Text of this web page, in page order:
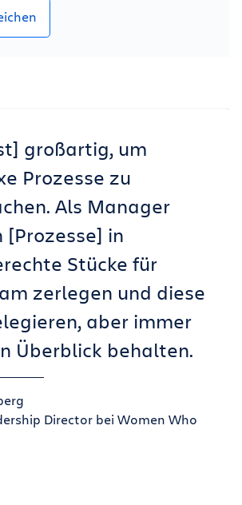
großartig, um
Prozesse zu
Als Manager
[Prozesse] in
Stücke für
zerlegen und diese
aber immer
Überblick behalten.
Director bei Women Who